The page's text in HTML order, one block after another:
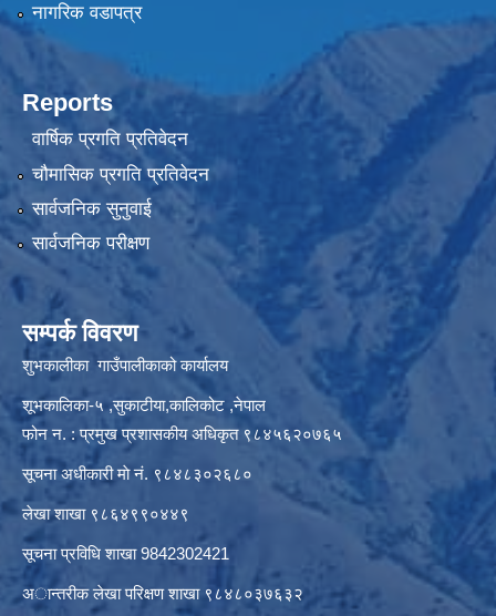
नागरिक वडापत्र
Reports
वार्षिक प्रगति प्रतिवेदन
चौमासिक प्रगति प्रतिवेदन
सार्वजनिक सुनुवाई
सार्वजनिक परीक्षण
सम्पर्क विवरण
शुभकालीका गाउँपालीकाको कार्यालय
शूभकालिका-५ ,सुकाटीया,कालिकोट ,नेपाल
फोन न. : प्रमुख प्रशासकीय अधिकृत ९८४५६२०७६५
सूचना अधीकारी माे नं. ९८४८३०२६८०
लेखा शाखा ९८६४९९०४४९
सूचना प्रविधि शाखा 9842302421
अान्तरीक लेखा परिक्षण शाखा ९८४८०३७६३२